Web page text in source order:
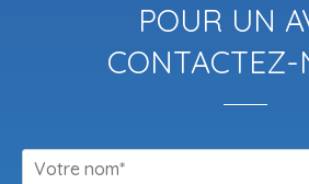
POUR UN
CONTACTEZ-